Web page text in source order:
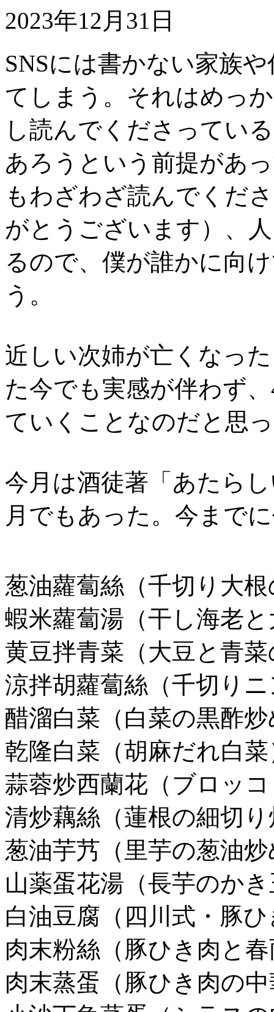
2023年12月31日
SNSには書かない家族
てしまう。それはめっ
し読んでくださってい
あろうという前提があ
もわざわざ読んでくだ
がとうございます）、
るので、僕が誰かに向
う。
近しい次姉が亡くなっ
た今でも実感が伴わず
ていくことなのだと思
今月は酒徒著「あたら
月でもあった。今まで
葱油蘿蔔絲（千切り大
蝦米蘿蔔湯（干し海老
黄豆拌青菜（大豆と青
涼拌胡蘿蔔絲（千切り
醋溜白菜（白菜の黒酢
乾隆白菜（胡麻だれ白菜
蒜蓉炒西蘭花（ブロッ
清炒藕絲（蓮根の細切
葱油芋艿（里芋の葱油
山薬蛋花湯（長芋のか
白油豆腐（四川式・豚
肉末粉絲（豚ひき肉と
肉末蒸蛋（豚ひき肉の